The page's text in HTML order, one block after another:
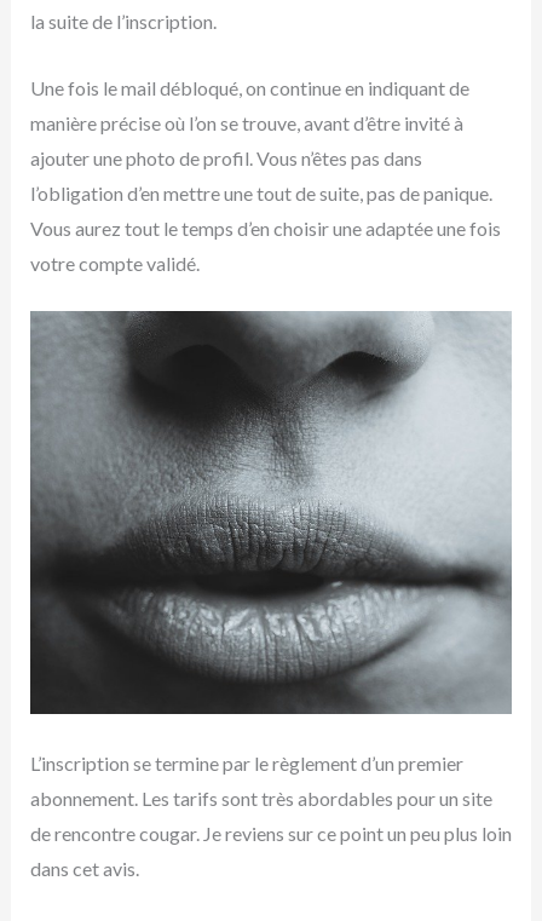
la suite de l’inscription.
Une fois le mail débloqué, on continue en indiquant de
manière précise où l’on se trouve, avant d’être invité à
ajouter une photo de profil. Vous n’êtes pas dans
l’obligation d’en mettre une tout de suite, pas de panique.
Vous aurez tout le temps d’en choisir une adaptée une fois
votre compte validé.
L’inscription se termine par le règlement d’un premier
abonnement. Les tarifs sont très abordables pour un site
de rencontre cougar. Je reviens sur ce point un peu plus loin
dans cet avis.